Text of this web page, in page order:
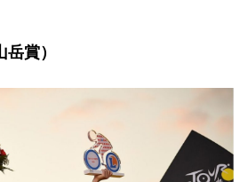
賞）